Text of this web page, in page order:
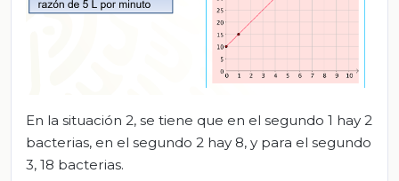
En la situación 2, se tiene que en el segundo 1 hay 2
bacterias, en el segundo 2 hay 8, y para el segundo
3, 18 bacterias.